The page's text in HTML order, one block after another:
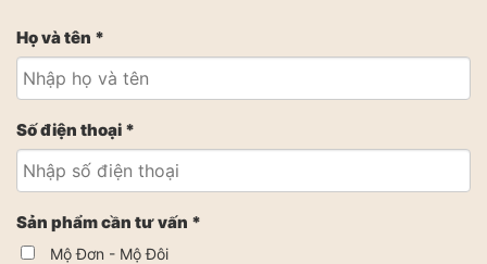
Họ và tên *
Số điện thoại *
Sản phẩm cần tư vấn *
Mộ Đơn - Mộ Đôi